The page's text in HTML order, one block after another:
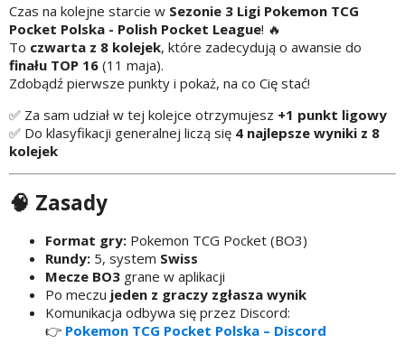
Czas na kolejne starcie w Sezonie 3 Ligi Pokemon TCG
Pocket Polska - Polish Pocket League! 🔥
To czwarta z 8 kolejek, które zadecydują o awansie do
finału TOP 16 (11 maja).
Zdobądź pierwsze punkty i pokaż, na co Cię stać!
✅ Za sam udział w tej kolejce otrzymujesz +1 punkt ligowy
✅ Do klasyfikacji generalnej liczą się 4 najlepsze wyniki z 8
kolejek
🧠 Zasady
Format gry: Pokemon TCG Pocket (BO3)
Rundy: 5, system Swiss
Mecze BO3 grane w aplikacji
Po meczu jeden z graczy zgłasza wynik
Komunikacja odbywa się przez Discord:
👉 Pokemon TCG Pocket Polska – Discord